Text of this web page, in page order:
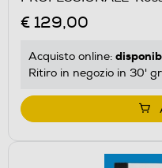
€ 129,00
Acquisto online:
Ritiro in negozio in 30'